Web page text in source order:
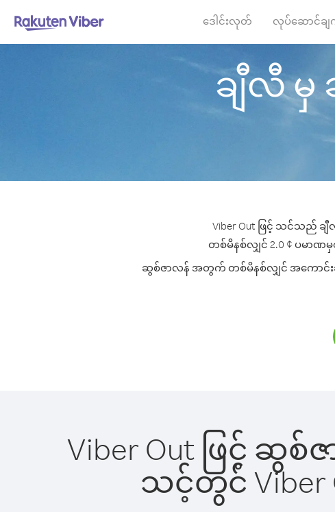
ဒေါင်းလုတ် လုပ်ဆောင်ချ
ချီလီ မှ
Viber Out ဖြင့် သင်သည်
တစ်မိနစ်လျှင် 2.0 ¢ ပမာဏ
ဆွစ်ဇာလန် အတွက် တစ်မိနစ်လျှင် အကောင်းဆုံ
Viber Out ဖြင့် ဆွ
သင့်တွင် Viber